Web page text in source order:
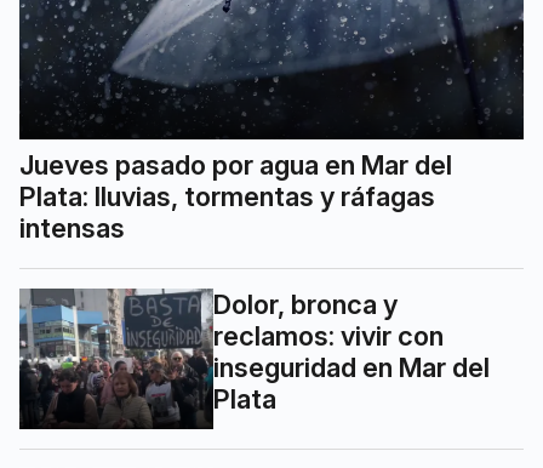
Jueves pasado por agua en Mar del
Plata: lluvias, tormentas y ráfagas
intensas
Dolor, bronca y
reclamos: vivir con
inseguridad en Mar del
Plata